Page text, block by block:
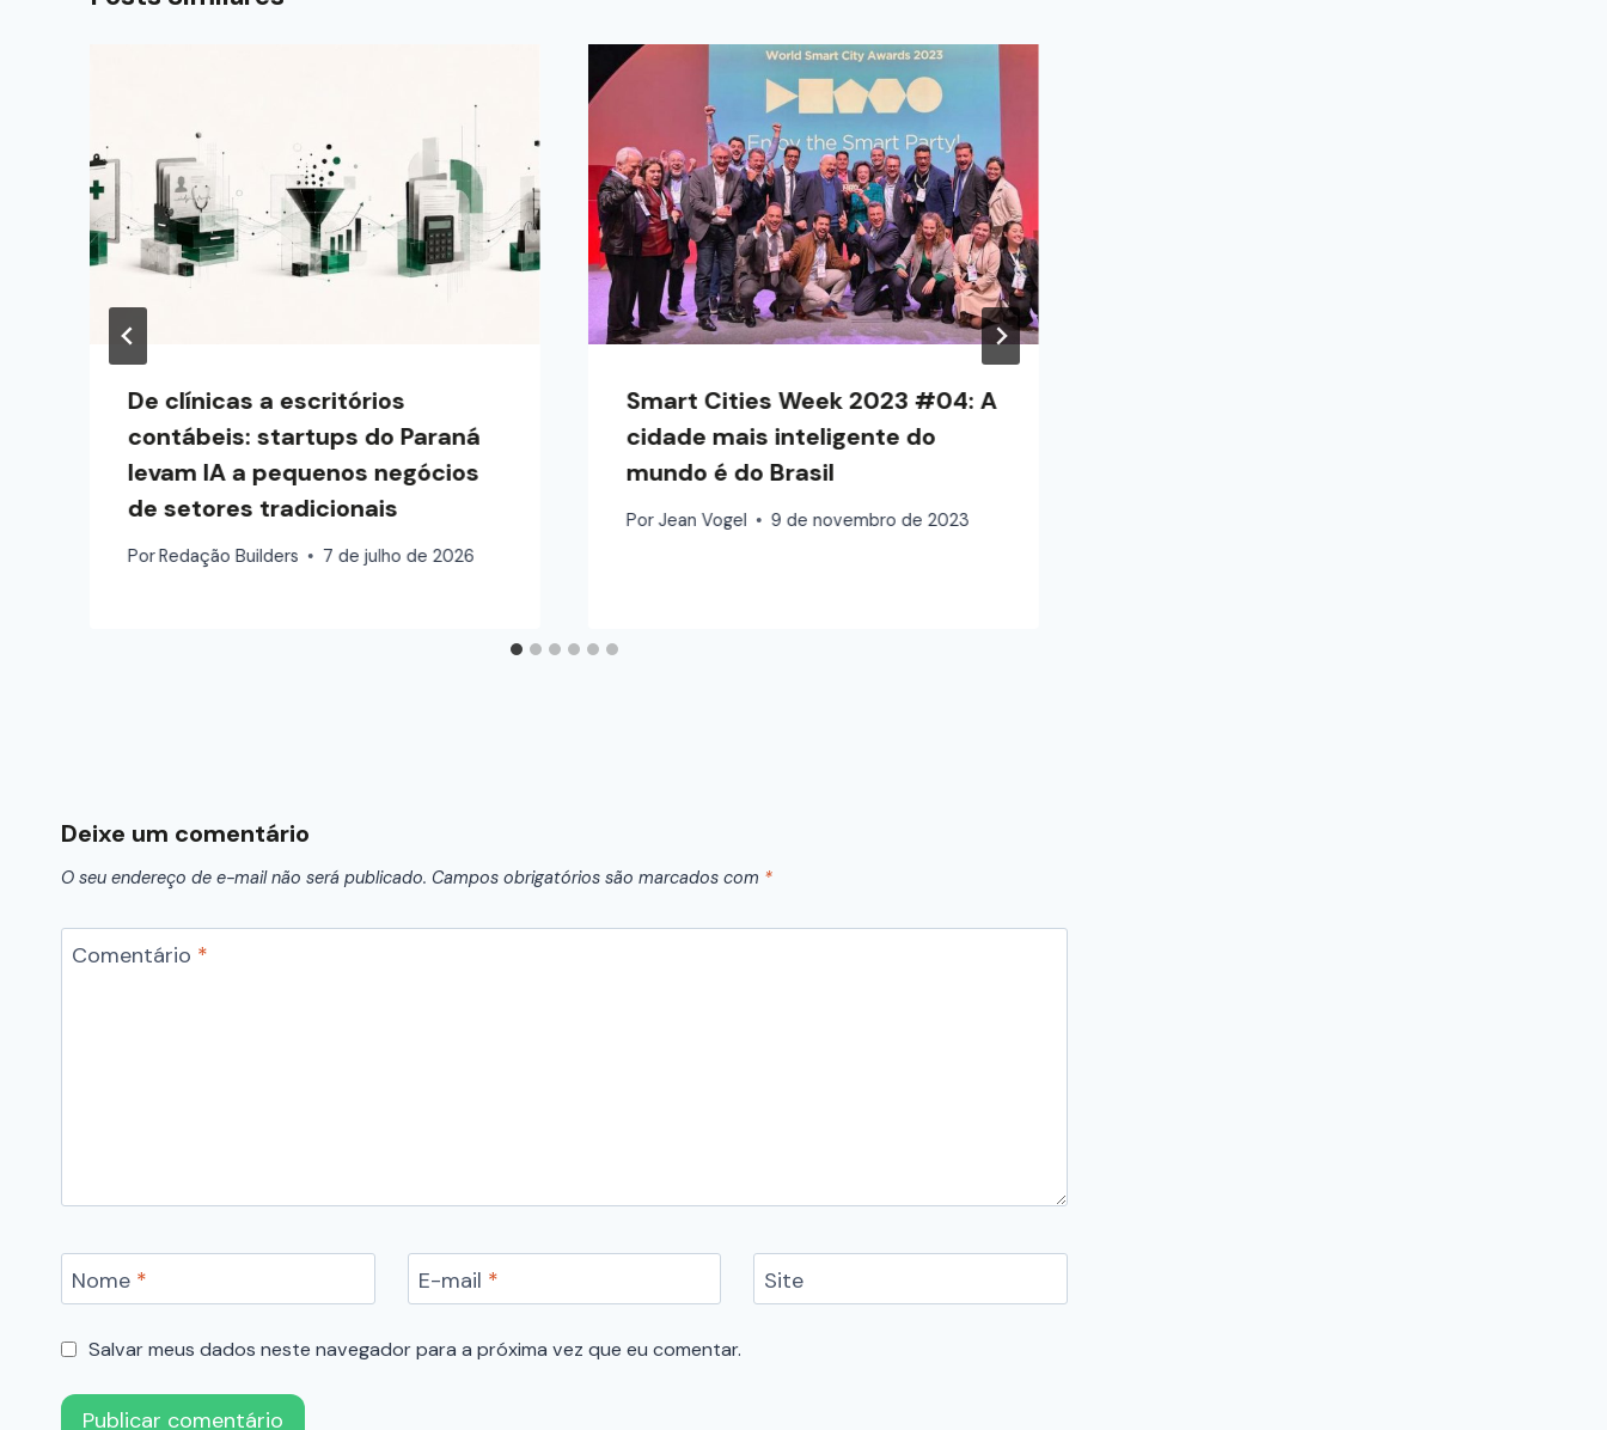
De clínicas a escritórios
contábeis: startups do Paraná
levam IA a pequenos negócios
de setores tradicionais
PorRedação Builders 7 de julho de 2026
Smart Cities Week 2023 #04: A
cidade mais inteligente do
mundo é do Brasil
PorJean Vogel 9 de novembro de 2023
Deixe um comentário
O seu endereço de e-mail não será publicado. Campos obrigatórios são marcados com *
Comentário *
Nome * E-mail * Site
Salvar meus dados neste navegador para a próxima vez que eu comentar.